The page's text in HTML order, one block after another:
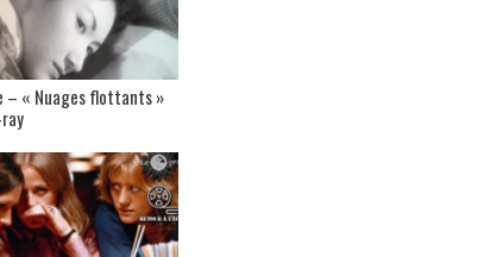
– « Nuages flottants »